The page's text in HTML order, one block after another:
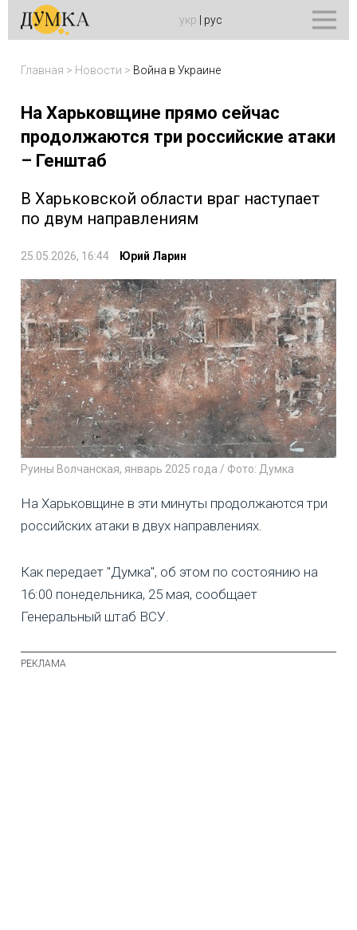
укр рус
Главная > Новости > Война в Украине
На Харьковщине прямо сейчас
продолжаются три российские атаки
– Генштаб
В Харьковской области враг наступает
по двум направлениям
25.05.2026, 16:44 Юрий Ларин
Руины Волчанская, январь 2025 года / Фото: Думка
На Харьковщине в эти минуты продолжаются три
российских атаки в двух направлениях.
Как передает "Думка", об этом по состоянию на
16:00 понедельника, 25 мая, сообщает
Генеральный штаб ВСУ.